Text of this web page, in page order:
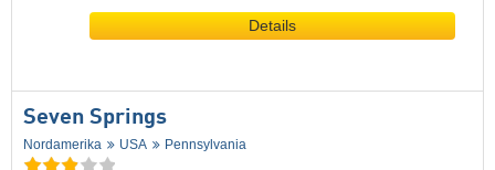
Details
Seven Springs
Nordamerika USA Pennsylvania